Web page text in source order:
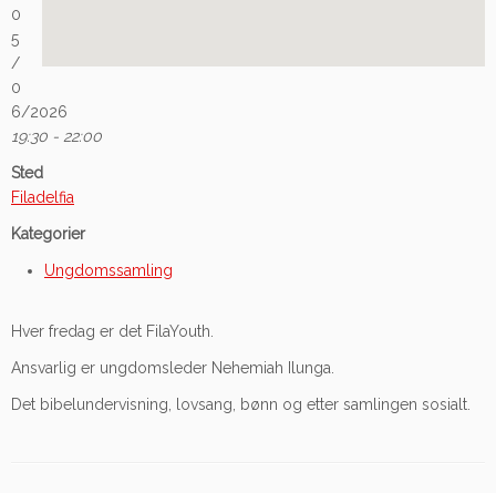
0
5
/
0
6/2026
19:30 - 22:00
Sted
Filadelfia
Kategorier
Ungdomssamling
Hver fredag er det FilaYouth.
Ansvarlig er ungdomsleder Nehemiah Ilunga.
Det bibelundervisning, lovsang, bønn og etter samlingen sosialt.